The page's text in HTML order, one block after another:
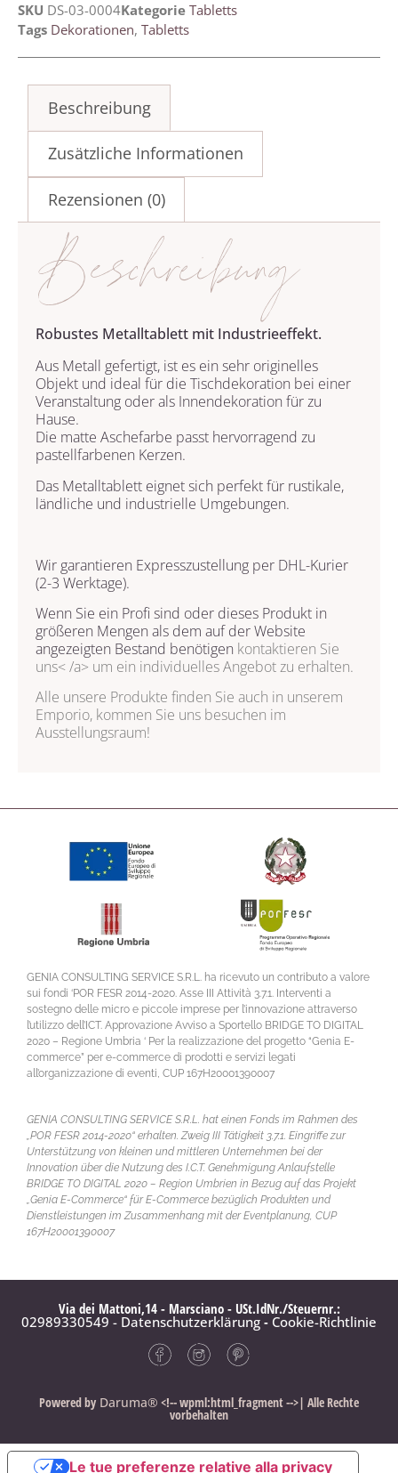
SKU DS-03-0004Kategorie Tabletts
Tags Dekorationen, Tabletts
Beschreibung
Zusätzliche Informationen
Rezensionen (0)
Beschreibung
Robustes Metalltablett mit Industrieeffekt.
Aus Metall gefertigt, ist es ein sehr originelles
Objekt und ideal für die Tischdekoration bei einer
Veranstaltung oder als Innendekoration für zu
Hause.
Die matte Aschefarbe passt hervorragend zu
pastellfarbenen Kerzen.
Das Metalltablett eignet sich perfekt für rustikale,
ländliche und industrielle Umgebungen.
Wir garantieren Expresszustellung per DHL-Kurier
(2-3 Werktage).
Wenn Sie ein Profi sind oder dieses Produkt in
größeren Mengen als dem auf der Website
angezeigten Bestand benötigen kontaktieren Sie
uns< /a> um ein individuelles Angebot zu erhalten.
Alle unsere Produkte finden Sie auch in unserem
Emporio, kommen Sie uns besuchen im
Ausstellungsraum!
GENIA CONSULTING SERVICE S.R.L. ha ricevuto un contributo a valore
sui fondi ‘POR FESR 2014-2020. Asse III Attività 3.7.1. Interventi a
sostegno delle micro e piccole imprese per l’innovazione attraverso
l’utilizzo dell’ICT. Approvazione Avviso a Sportello BRIDGE TO DIGITAL
2020 – Regione Umbria ‘ Per la realizzazione del progetto “Genia E-
commerce” per e-commerce di prodotti e servizi legati
all’organizzazione di eventi, CUP 167H20001390007
GENIA CONSULTING SERVICE S.R.L. hat einen Fonds im Rahmen des
„POR FESR 2014-2020“ erhalten. Zweig III Tätigkeit 3.7.1. Eingriffe zur
Unterstützung von kleinen und mittleren Unternehmen bei der
Innovation über die Nutzung des I.C.T. Genehmigung Anlaufstelle
BRIDGE TO DIGITAL 2020 – Region Umbrien in Bezug auf das Projekt
„Genia E-Commerce“ für E-Commerce bezüglich Produkten und
Dienstleistungen im Zusammenhang mit der Eventplanung, CUP
167H20001390007
Via dei Mattoni,14 - Marsciano - USt.IdNr./Steuernr.:
02989330549 - Datenschutzerklärung - Cookie-Richtlinie
Powered by Daruma® <!-- wpml:html_fragment -->| Alle Rechte
vorbehalten
Le tue preferenze relative alla privacy